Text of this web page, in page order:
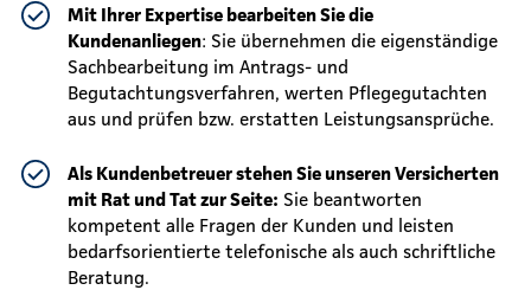
Mit Ihrer Expertise bearbeiten Sie die
Kundenanliegen: Sie übernehmen die eigenständige
Sachbearbeitung im Antrags- und
Begutachtungsverfahren, werten Pflegegutachten
aus und prüfen bzw. erstatten Leistungsansprüche.
Als Kundenbetreuer stehen Sie unseren Versicherten
mit Rat und Tat zur Seite: Sie beantworten
kompetent alle Fragen der Kunden und leisten
bedarfsorientierte telefonische als auch schriftliche
Beratung.